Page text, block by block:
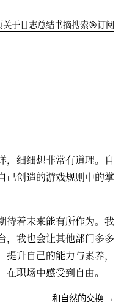
关于️日志总结书摘搜索🎯订阅
，细细想非常有道理。自
己创造的游戏规则中的掌
待着未来能有所作为。我
，我也会让其他部门多多
升自己的能力与素养，
职场中感受到自由。
和自然的交换 →